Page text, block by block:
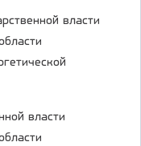
власти
власти